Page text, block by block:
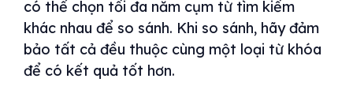
có thể chọn tối đa năm cụm từ tìm kiếm
khác nhau để so sánh. Khi so sánh, hãy đảm
bảo tất cả đều thuộc cùng một loại từ khóa
để có kết quả tốt hơn.